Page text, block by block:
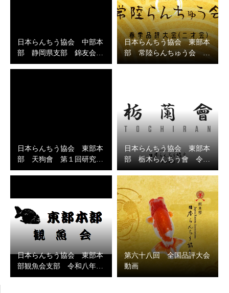
日本らんちう協会 中部本
部 静岡県支部 錦友会…
日本らんちう協会 東部本
部 常陸らんちゅう会 …
日本らんちう協会 東部本
部 天狗會 第１回研究…
日本らんちう協会 東部本
部 栃木らんちう會 令…
日本らんちう協会 東部本
部観魚会支部 令和八年…
第六十八回 全国品評大会
動画